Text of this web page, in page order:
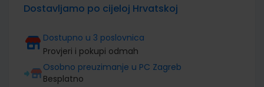
Dostavljamo po cijeloj Hrvatskoj
Dostupno u 3 poslovnica
Provjeri i pokupi odmah
Osobno preuzimanje u PC Zagreb
Besplatno